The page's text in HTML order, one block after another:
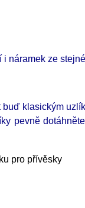
náramek ze
klasickým
pevně